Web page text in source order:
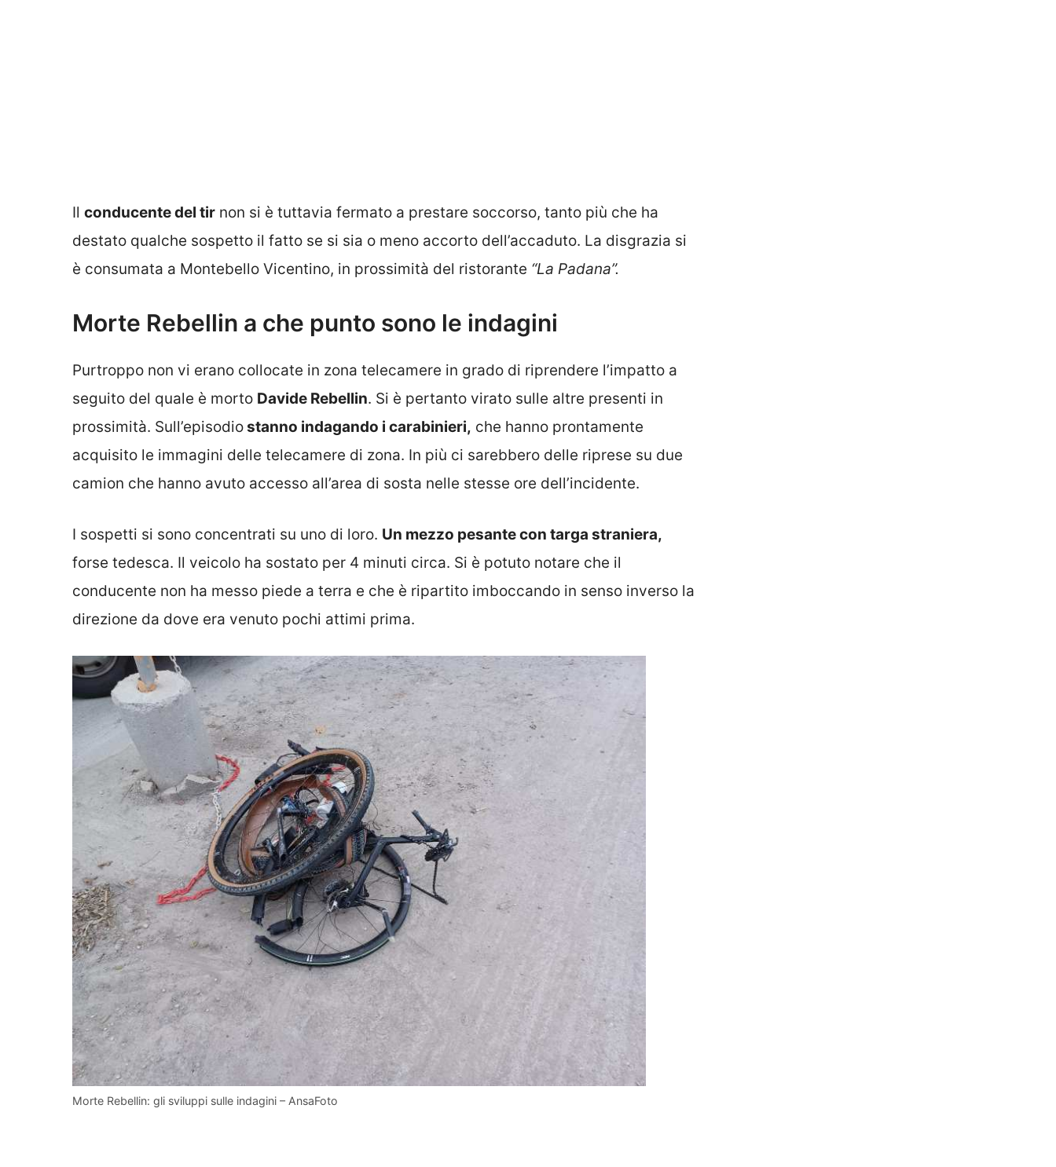
Il conducente del tir non si è tuttavia fermato a prestare soccorso, tanto più che ha
destato qualche sospetto il fatto se si sia o meno accorto dell’accaduto. La disgrazia si
è consumata a Montebello Vicentino, in prossimità del ristorante “La Padana”.
Morte Rebellin a che punto sono le indagini
Purtroppo non vi erano collocate in zona telecamere in grado di riprendere l’impatto a
seguito del quale è morto Davide Rebellin. Si è pertanto virato sulle altre presenti in
prossimità. Sull’episodiostanno indagando i carabinieri, che hanno prontamente
acquisito le immagini delle telecamere di zona. In più ci sarebbero delle riprese su due
camion che hanno avuto accesso all’area di sosta nelle stesse ore dell’incidente.
I sospetti si sono concentrati su uno di loro. Un mezzo pesante con targa straniera,
forse tedesca. Il veicolo ha sostato per 4 minuti circa. Si è potuto notare che il
conducente non ha messo piede a terra e che è ripartito imboccando in senso inverso la
direzione da dove era venuto pochi attimi prima.
Morte Rebellin: gli sviluppi sulle indagini – AnsaFoto